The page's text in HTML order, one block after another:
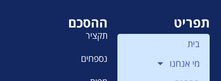
תפריט
בית
מי אנחנו
ההסכם
תקציר
נספחים